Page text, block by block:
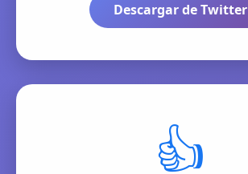
Descargar de Twitter
👍